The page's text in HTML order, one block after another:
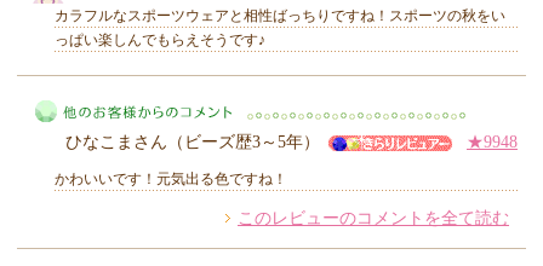
MIYUKI先生からのコメント
カラフルなスポーツウェアと相性ばっちりですね！スポーツの秋をい
っぱい楽しんでもらえそうです♪
ひなこまさん（ビーズ歴3～5年） ★9948
かわいいです！元気出る色ですね！
このレビューのコメントを全て読む